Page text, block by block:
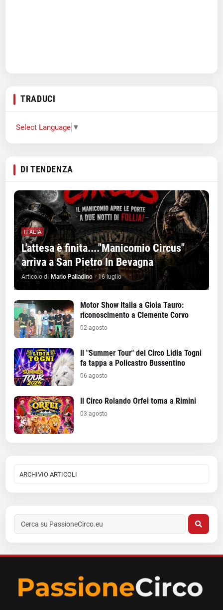
TRADUCI
Select Language ▼
DI TENDENZA
ITALIA
L'attesa è finita...."Manicomio Circus"
arriva a San Pietro In Bevagna
Articolo di Mario Palladino - 16 luglio
Motor Show Italia a Gioia Tauro:
riconoscimento a Clemente Corvo
02 agosto
Il "Summer Tour" del Circo Lidia Togni
fa tappa a Policastro Bussentino
06 agosto
Il Circo Rolando Orfei torna a Rimini
03 agosto